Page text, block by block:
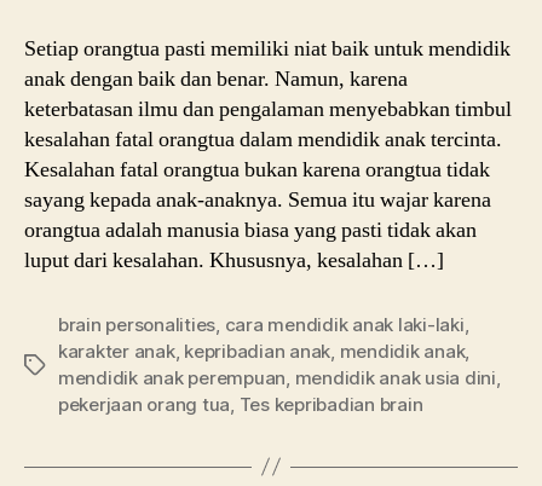
Setiap orangtua pasti memiliki niat baik untuk mendidik
anak dengan baik dan benar. Namun, karena
keterbatasan ilmu dan pengalaman menyebabkan timbul
kesalahan fatal orangtua dalam mendidik anak tercinta.
Kesalahan fatal orangtua bukan karena orangtua tidak
sayang kepada anak-anaknya. Semua itu wajar karena
orangtua adalah manusia biasa yang pasti tidak akan
luput dari kesalahan. Khususnya, kesalahan […]
Tags
brain personalities cara mendidik anak laki-laki
karakter anak, kepribadian anak mendidik anak,
mendidik anak perempuan mendidik anak usia dini
pekerjaan orang tua Tes kepribadian brain